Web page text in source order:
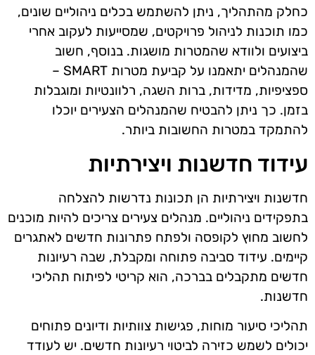
כחלק מהתהליך, ניתן להשתמש בכלים ניהוליים שונים,
כמו תוכנות לניהול פרויקטים, שמסייעות לעקוב אחרי
ביצועים ולוודא שהמטרות מושגות. בנוסף, חשוב
שהמנהלים יתאמנו על קביעת מטרות SMART –
ספציפיות, מדידות, ברות השגה, רלוונטיות ומוגבלות
בזמן. כך ניתן להבטיח שהמנהלים הצעירים יוכלו
להתמקד במטרות החשובות ביותר.
עידוד חדשנות ויצירתיות
חדשנות ויצירתיות הן תכונות נדרשות להצלחה
בתפקידים ניהוליים. מנהלים צעירים צריכים להיות מוכנים
לחשוב מחוץ לקופסה ולפתח פתרונות חדשים לאתגרים
קיימים. עידוד סביבה פתוחה ומקבלת, שבה רעיונות
חדשים מתקבלים בברכה, הוא קריטי לפיתוח תהליכי
חדשנות.
תהליכי סיעור מוחות, פגישות צוותיות ודיונים פתוחים
יכולים לשמש כזירה לביטוי רעיונות חדשים. יש לעודד